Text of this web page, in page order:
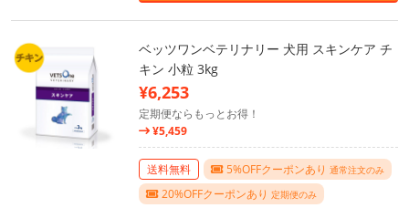
ベッツワンベテリナリー 犬用 スキンケア チ
キン 小粒 3kg
¥6,253
定期便ならもっとお得！
¥5,459
送料無料 5%OFFクーポンあり 通常注文のみ
20%OFFクーポンあり 定期便のみ